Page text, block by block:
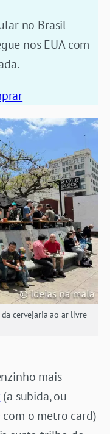
no Brasil
nos EUA com
cervejaria ao ar livre
mais
(a subida, ou
o metro card)